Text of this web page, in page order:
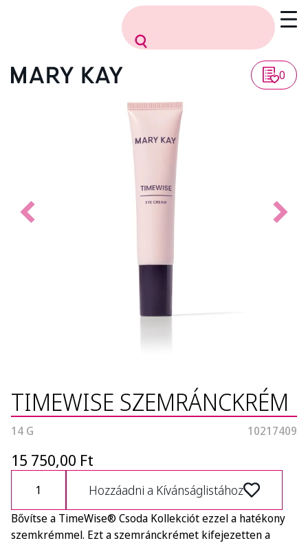
0
TIMEWISE SZEMRÁNCKRÉM
14 G 10217409
15 750,00 Ft
Hozzáadni a Kívánságlistához
Bővítse a TimeWise® Csoda Kollekciót ezzel a hatékony
szemkrémmel. Ezt a szemránckrémet kifejezetten a